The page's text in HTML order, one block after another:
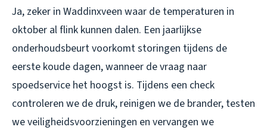
Ja, zeker in Waddinxveen waar de temperaturen in
oktober al flink kunnen dalen. Een jaarlijkse
onderhoudsbeurt voorkomt storingen tijdens de
eerste koude dagen, wanneer de vraag naar
spoedservice het hoogst is. Tijdens een check
controleren we de druk, reinigen we de brander, testen
we veiligheidsvoorzieningen en vervangen we